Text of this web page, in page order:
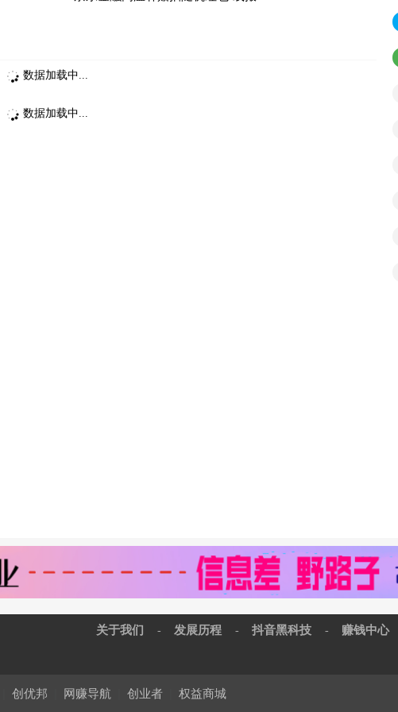
数据加载中...
数据加载中...
关于我们 - 发展历程 - 抖音黑科技 - 赚钱中心
创优邦 网赚导航 创业者 权益商城